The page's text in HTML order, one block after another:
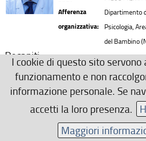
Afferenza
organizzativa:
Dipartimento
Psicologia,
del Bambino
Recapiti
0554298465
sandro.sorbi(AT)unifi.it
Area riservata
I cookie di questo sito servono
funzionamento e non
informazione personale. Se
accetti la loro presenza.
Maggiori